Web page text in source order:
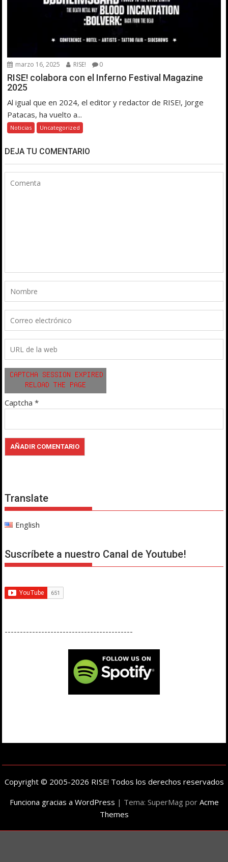
marzo 16, 2025 RISE! 0
RISE! colabora con el Inferno Festival Magazine
2025
Al igual que en 2024, el editor y redactor de RISE!, Jorge
Patacas, ha vuelto a...
Noticias Uncategorized
DEJA TU COMENTARIO
Captcha *
Translate
English
Suscríbete a nuestro Canal de Youtube!
------------------------------------------
Copyright © 2005-2026 RISE! Todos los derechos reservados
Funciona gracias a WordPress | Tema: SuperMag por Acme
Themes